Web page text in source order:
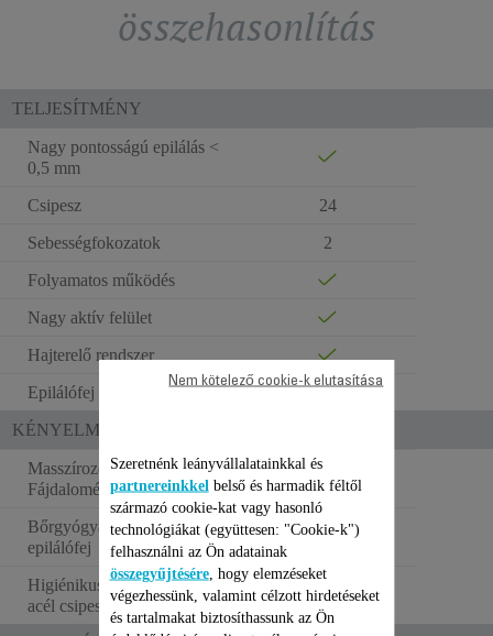
összehasonlítás
TELJESÍTMÉNY
Nagy pontosságú epilálás <
0,5 mm
Csipesz
24
Sebességfokozatok
2
Folyamatos működés
Nagy aktív felület
Hajterelő rendszer
Epilálófej technológia
Klasszikus
KÉNYELMI FUNKCIÓK
Masszírozó gömbök /
Fájdalomérzet-csökkentés
Bőrgyógyászok által tesztelt
epilálófej
Higiénikus rozsdamentes
acél csipeszek
Szeretnénk leányvállalatainkkal és
partnereinkkel belső és harmadik féltől
származó cookie-kat vagy hasonló
technológiákat (együttesen: "Cookie-k")
felhasználni az Ön adatainak
összegyűjtésére, hogy elemzéseket
végezhessünk, valamint célzott hirdetéseket
és tartalmakat biztosíthassunk az Ön
Nem kötelező cookie-k elutasítása